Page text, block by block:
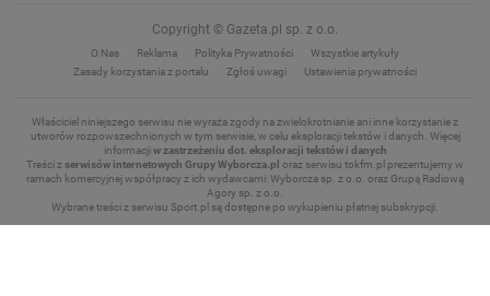
Copyright © Gazeta.pl sp. z o.o.
O Nas Reklama Polityka Prywatności
Wszystkie artykuły
Zasady korzystania z portalu
Zgłoś uwagi Ustawienia prywatności
Właściciel niniejszego serwisu nie wyraża zgody na zwielokrotnianie ani inne korzystanie z
utworów rozpowszechnionych w tym serwisie, w celu eksploracji tekstów i danych. Więcej
informacjiw zastrzeżeniu dot. eksploracji tekstów i danych
Treści zserwisów internetowych Grupy Wyborcza.pl oraz serwisu tokfm.pl prezentujemy w
ramach komercyjnej współpracy z ich wydawcami: Wyborcza sp. z o.o. oraz Grupą Radiową
Agory sp. z o.o.
Wybrane treści z serwisu Sport.pl są dostępne po wykupieniu płatnej subskrypcji.